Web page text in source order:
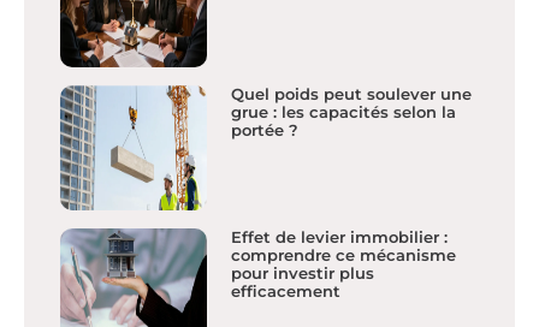
Quel poids peut soulever une
grue : les capacités selon la
portée ?
Effet de levier immobilier :
comprendre ce mécanisme
pour investir plus
efficacement